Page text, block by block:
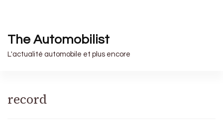
The Automobilist
L'actualité automobile et plus encore
record